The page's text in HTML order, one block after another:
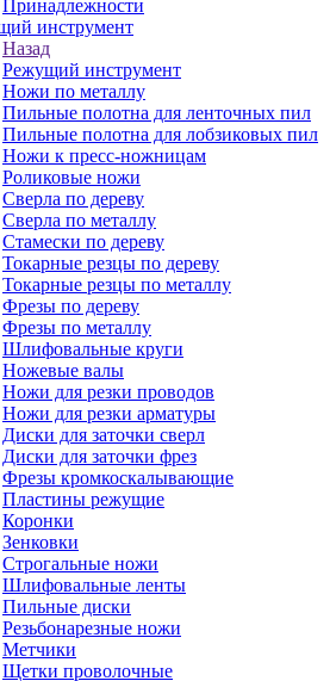
Принадлежности
инструмент
Назад
Режущий инструмент
Ножи по металлу
Пильные полотна для ленточных пил
Пильные полотна для лобзиковых пил
Ножи к пресс-ножницам
Роликовые ножи
Сверла по дереву
Сверла по металлу
Стамески по дереву
Токарные резцы по дереву
Токарные резцы по металлу
Фрезы по дереву
Фрезы по металлу
Шлифовальные круги
Ножевые валы
Ножи для резки проводов
Ножи для резки арматуры
Диски для заточки сверл
Диски для заточки фрез
Фрезы кромкоскалывающие
Пластины режущие
Коронки
Зенковки
Строгальные ножи
Шлифовальные ленты
Пильные диски
Резьбонарезные ножи
Метчики
Щетки проволочные